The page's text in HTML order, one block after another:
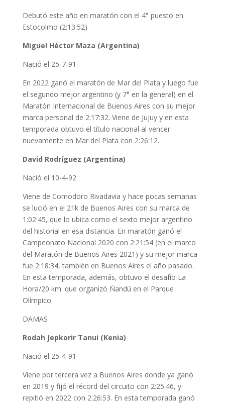
Debutó este año en maratón con el 4° puesto en
Estocolmo (2:13:52)
Miguel Héctor Maza (Argentina)
Nació el 25-7-91
En 2022 ganó el maratón de Mar del Plata y luego fue
el segundo mejor argentino (y 7° en la general) en el
Maratón Internacional de Buenos Aires con su mejor
marca personal de 2:17:32. Viene de Jujuy y en esta
temporada obtuvo el título nacional al vencer
nuevamente en Mar del Plata con 2:26:12.
David Rodríguez (Argentina)
Nació el 10-4-92
Viene de Comodoro Rivadavia y hace pocas semanas
se lució en el 21k de Buenos Aires con su marca de
1:02:45, que lo ubica como el sexto mejor argentino
del historial en esa distancia. En maratón ganó el
Campeonato Nacional 2020 con 2:21:54 (en el marco
del Maratón de Buenos Aires 2021) y su mejor marca
fue 2:18:34, también en Buenos Aires el año pasado.
En esta temporada, además, obtuvo el desafío La
Hora/20 km. que organizó Ñandú en el Parque
Olímpico.
DAMAS
Rodah Jepkorir Tanui (Kenia)
Nació el 25-4-91
Viene por tercera vez a Buenos Aires donde ya ganó
en 2019 y fijó el récord del circuito con 2:25:46, y
repitió en 2022 con 2:26:53. En esta temporada ganó